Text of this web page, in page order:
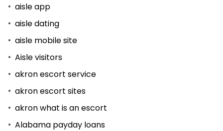
aisle app
aisle dating
aisle mobile site
Aisle visitors
akron escort service
akron escort sites
akron what is an escort
Alabama payday loans